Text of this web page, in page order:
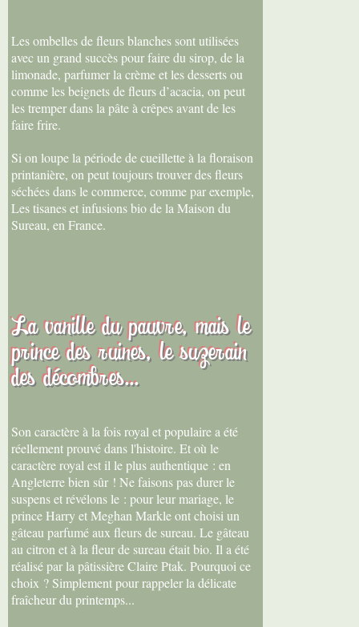
Les ombelles de fleurs blanches sont utilisées
avec un grand succès pour faire du sirop, de la
limonade, parfumer la crème et les desserts ou
comme les beignets de fleurs d’acacia, on peut
les tremper dans la pâte à crêpes avant de les
faire frire.
Si on loupe la période de cueillette à la floraison
printanière, on peut toujours trouver des fleurs
séchées dans le commerce, comme par exemple,
Les tisanes et infusions bio de la Maison du
Sureau, en France.
La vanille du pauvre, mais le
prince des ruines, le suzerain
des décombres...
Son caractère à la fois royal et populaire a été
réellement prouvé dans l'histoire. Et où le
caractère royal est il le plus authentique : en
Angleterre bien sûr ! Ne faisons pas durer le
suspens et révélons le : pour leur mariage, le
prince Harry et Meghan Markle ont choisi un
gâteau parfumé aux fleurs de sureau. Le gâteau
au citron et à la fleur de sureau était bio. Il a été
réalisé par la pâtissière Claire Ptak. Pourquoi ce
choix ? Simplement pour rappeler la délicate
fraîcheur du printemps...